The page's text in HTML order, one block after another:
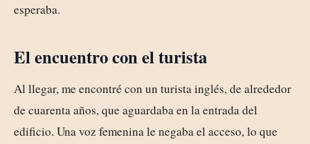
esperaba.
El encuentro con el turista
Al llegar, me encontré con un turista inglés, de alrededor
de cuarenta años, que aguardaba en la entrada del
edificio. Una voz femenina le negaba el acceso, lo que